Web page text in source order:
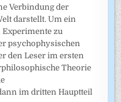
Verbindung der
darstellt. Um ein
zu
psychophysischen
den Leser im ersten
Theorie
im dritten Hauptteil